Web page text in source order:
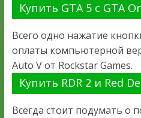
Купить GTA 5 с GTA
Всего одно нажатие
оплаты компьютерной
Auto V от Rockstar Games.
Купить RDR 2 и Red
Всегда стоит подумать о